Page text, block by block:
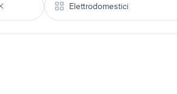
Elettrodomestici